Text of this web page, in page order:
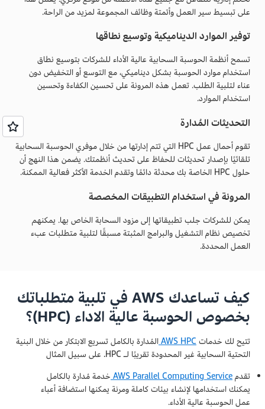
على تبسيط سير العمل وأتمتة وظائف المجموعة لمزيد من الراحة.
توفير الموارد الديناميكية وتوسيع نطاقها
تسمح أنظمة الحوسبة السحابية عالية الأداء للشركات بتوسيع نطاق
استخدام موارد الحوسبة بشكل ديناميكي، مع التوسع أو التخفيض دون
عناء لتلبية الطلب. تعمل هذه المرونة على تحسين الكفاءة وتحسين
استخدام الموارد.
التحديثات المُدارة
تقوم أحمال عمل HPC التي تتم إدارتها من خلال موفري الحوسبة السحابية
تلقائيًا بإصدار تحديثات للحفاظ على تحديث أنظمتك. يضمن هذا النهج أن
حلول HPC الخاصة بك محدثة دائمًا وتقدم الخدمة الأكثر فعالية الممكنة.
المرونة في استخدام التطبيقات المخصصة
يمكن للشركات جلب تطبيقاتها إلى مزود السحابة الخاص بها. يمكنهم
تخصيص نظام التشغيل والبرامج المثبتة مسبقًا لتلبية متطلبات عبء
العمل المحددة.
كيف تساعدك AWS في تلبية متطلباتك
بخصوص الحوسبة عالية الاداء (HPC)؟
تتيح لك خدمات AWS HPCالمُدارة بالكامل تسريع الابتكار من خلال البنية
التحتية السحابية غير المحدودة تقريبًا لـ HPC. على سبيل المثال
تقدمAWS Parallel Computing Service خدمة مُدارة بالكامل
يمكنك استخدامها لإنشاء بيئات كاملة ومرنة يمكنها استضافة أعباء
عمل الحوسبة عالية الأداء.